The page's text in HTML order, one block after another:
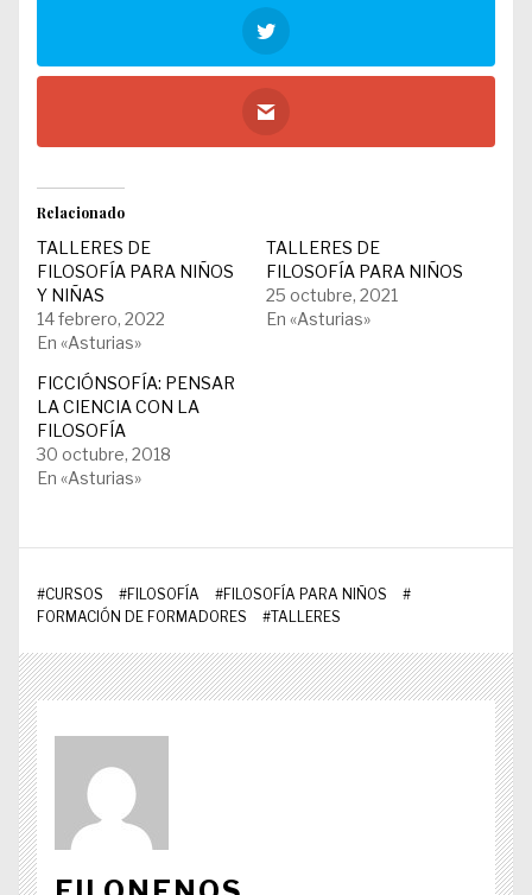
Relacionado
TALLERES DE
FILOSOFÍA PARA NIÑOS
Y NIÑAS
14 febrero, 2022
En «Asturias»
TALLERES DE
FILOSOFÍA PARA NIÑOS
25 octubre, 2021
En «Asturias»
FICCIÓNSOFÍA: PENSAR
LA CIENCIA CON LA
FILOSOFÍA
30 octubre, 2018
En «Asturias»
#CURSOS #FILOSOFÍA #FILOSOFÍA PARA NIÑOS
#
FORMACIÓN DE FORMADORES
#TALLERES